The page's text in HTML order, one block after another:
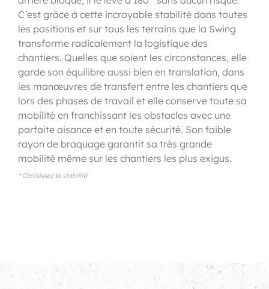
C’est grâce à cette incroyable stabilité dans toutes
les positions et sur tous les terrains que la Swing
transforme radicalement la logistique des
chantiers. Quelles que soient les circonstances, elle
garde son équilibre aussi bien en translation, dans
les manœuvres de transfert entre les chantiers que
lors des phases de travail et elle conserve toute sa
mobilité en franchissant les obstacles avec une
parfaite aisance et en toute sécurité. Son faible
rayon de braquage garantit sa très grande
mobilité même sur les chantiers les plus exigus.
* Choisissez la stabilité